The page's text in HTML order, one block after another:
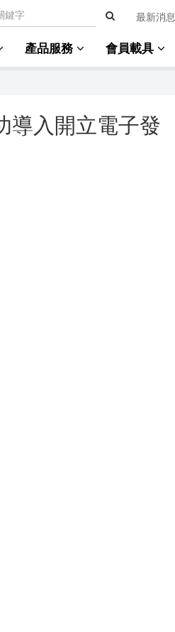
最新消息
產品服務 會員載具
導入開立電子發